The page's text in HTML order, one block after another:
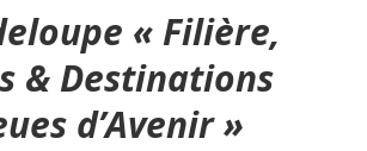
« Filière,
& Destinations
d’Avenir »